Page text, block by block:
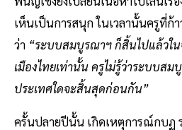
เห็นเป็นการสนุก ในเวลานั้นครูที่ก้
ว่า “ระบบสมบูรณาฯ ก็สิ้นไปแล้วใ
เมืองไทยเท่านั้น ครูไม่รู้ว่าระบบสม
ประเทศใดจะสิ้นสุดก่อนกัน”
ครั้นปลายปีนั้น เกิดเหตุการณ์กบฏ